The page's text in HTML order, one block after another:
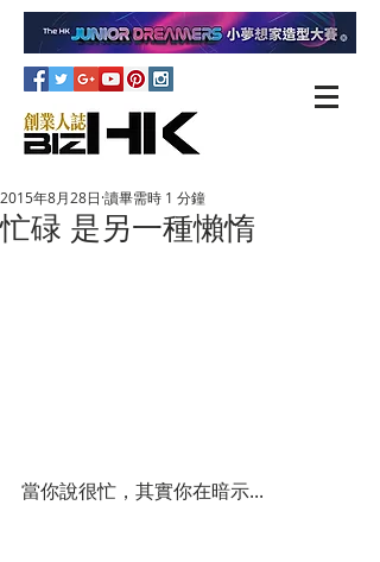
忙碌 是另一種懶惰
2015年8月28日 讀畢需時 1 分鐘
當你說很忙，其實你在暗示...